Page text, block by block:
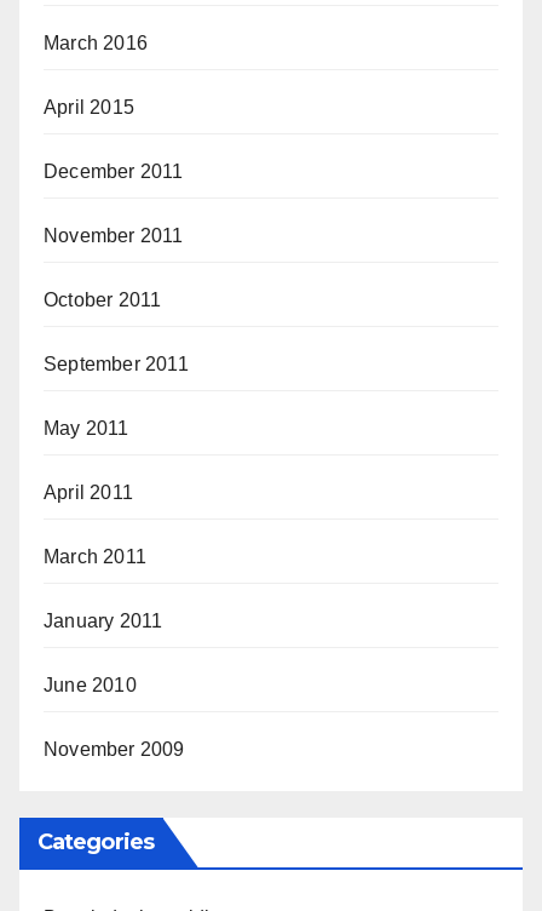
March 2016
April 2015
December 2011
November 2011
October 2011
September 2011
May 2011
April 2011
March 2011
January 2011
June 2010
November 2009
Categories